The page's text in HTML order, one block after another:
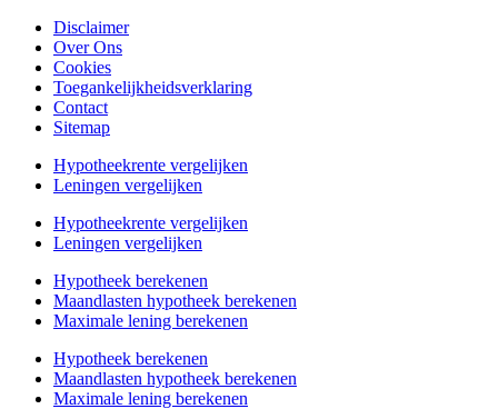
Disclaimer
Over Ons
Cookies
Toegankelijkheidsverklaring
Contact
Sitemap
Hypotheekrente vergelijken
Leningen vergelijken
Hypotheekrente vergelijken
Leningen vergelijken
Hypotheek berekenen
Maandlasten hypotheek berekenen
Maximale lening berekenen
Hypotheek berekenen
Maandlasten hypotheek berekenen
Maximale lening berekenen